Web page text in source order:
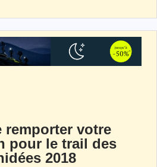
remporter votre
pour le trail des
2018